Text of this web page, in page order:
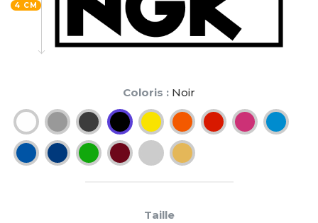
4 CM
Coloris : Noir
Taille